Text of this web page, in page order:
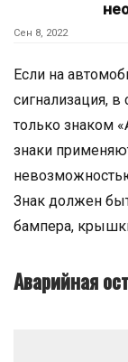
Сен 8, 2022
Если на
сигнализация,
только знаком
знаки
Знак должен
бампера,
Аварийная